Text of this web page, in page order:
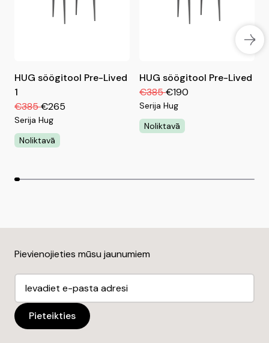
HUG söögitool Pre-Lived
1
€385€265
Serija Hug
Noliktavā
HUG söögitool Pre-Lived
€385€190
Serija Hug
Noliktavā
Pievienojieties mūsu jaunumiem